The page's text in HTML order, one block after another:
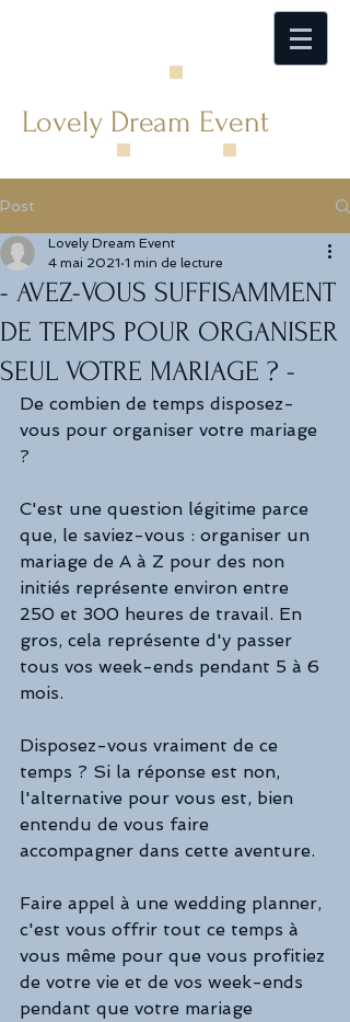
Lovely Dream Event
Post
- AVEZ-VOUS SUFFISAMMENT
DE TEMPS POUR ORGANISER
SEUL VOTRE MARIAGE ? -
Lovely Dream Event
4 mai 2021 1 min de lecture
De combien de temps disposez-
vous pour organiser votre mariage
?
C'est une question légitime parce
que, le saviez-vous : organiser un
mariage de A à Z pour des non
initiés représente environ entre
250 et 300 heures de travail. En
gros, cela représente d'y passer
tous vos week-ends pendant 5 à 6
mois.
Disposez-vous vraiment de ce
temps ? Si la réponse est non,
l'alternative pour vous est, bien
entendu de vous faire
accompagner dans cette aventure.
Faire appel à une wedding planner,
c'est vous offrir tout ce temps à
vous même pour que vous profitiez
de votre vie et de vos week-ends
pendant que votre mariage